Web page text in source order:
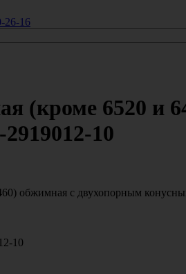
26-16
(кроме 6520
10
обжимная с двухопорным
10